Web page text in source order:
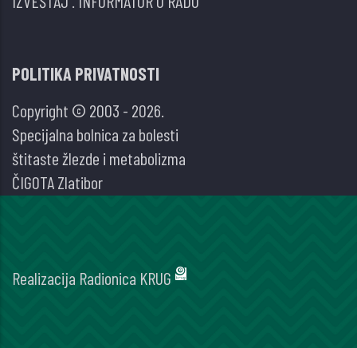
POLITIKA PRIVATNOSTI
Copyright © 2003 - 2026.
Specijalna bolnica za bolesti
štitaste žlezde i metabolizma
ČIGOTA Zlatibor
Realizacija Radionica KRUG